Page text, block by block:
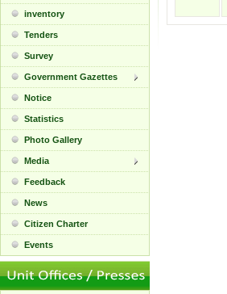
inventory
Tenders
Survey
Government Gazettes
Notice
Statistics
Photo Gallery
Media
Feedback
News
Citizen Charter
Events